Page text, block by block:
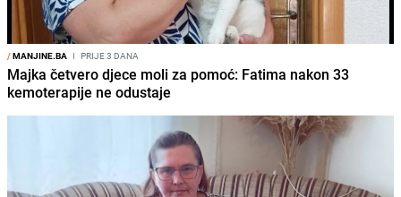
/MANJINE.BA I PRIJE 3 DANA
Majka četvero djece moli za pomoć: Fatima nakon 33
kemoterapije ne odustaje